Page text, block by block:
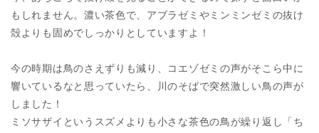
もしれません。濃い茶色で、アブラゼミやミンミンゼミの抜け
殻よりも固めでしっかりとしていますよ！
今の時期は鳥のさえずりも減り、コエゾゼミの声がそこら中に
響いているなと思っていたら、川のそばで突然激しい鳥の声が
しました！
ミソサザイというスズメよりも小さな茶色の鳥が繰り返し「ち